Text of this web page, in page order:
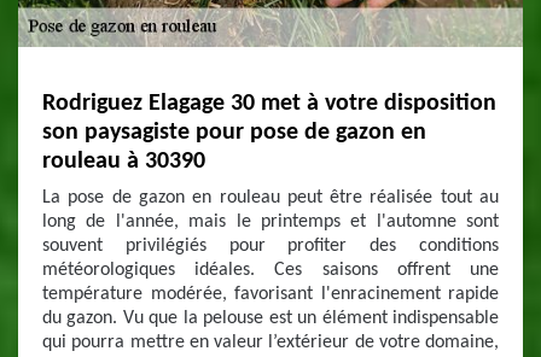
Rodriguez Elagage 30 met à votre disposition
son paysagiste pour pose de gazon en
rouleau à 30390
La pose de gazon en rouleau peut être réalisée tout au
long de l'année, mais le printemps et l'automne sont
souvent privilégiés pour profiter des conditions
météorologiques idéales. Ces saisons offrent une
température modérée, favorisant l'enracinement rapide
du gazon. Vu que la pelouse est un élément indispensable
qui pourra mettre en valeur l’extérieur de votre domaine,